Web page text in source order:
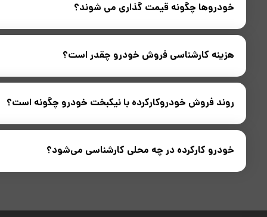
خودروها چگونه قیمت گذاری می شوند؟
قیمت گذاری خودرو در بازار خودرو یکی از پرچالش‌ترین اقدامات پیش
هزینه کارشناسی فروش خودرو چقدر است؟
روند فروش خودروکارکرده با نیکبخت خودرو چگونه است؟
فروش خودرو کارکرده به واسطه درخواست مشتری آغاز می‌شود. بدین
خودرو کارکرده در چه محلی کارشناسی می‌شود؟
فراهم کند.